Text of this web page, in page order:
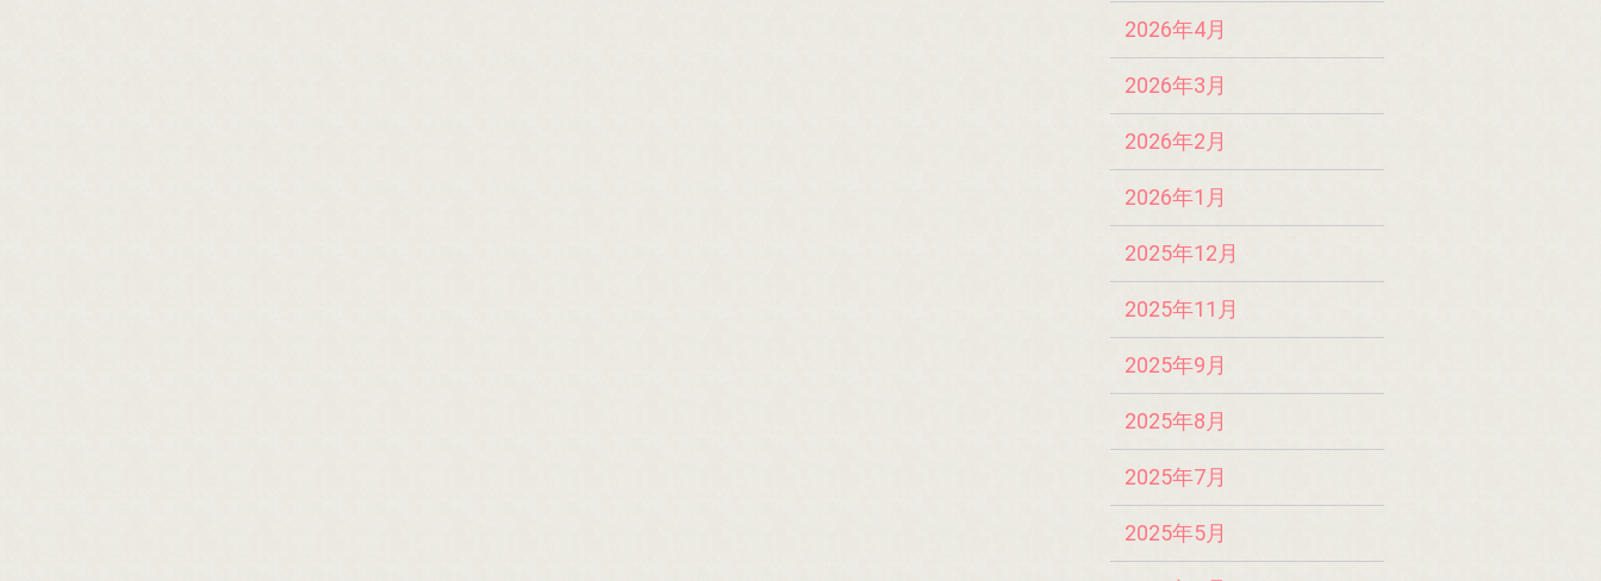
2026年4月
2026年3月
2026年2月
2026年1月
2025年12月
2025年11月
2025年9月
2025年8月
2025年7月
2025年5月